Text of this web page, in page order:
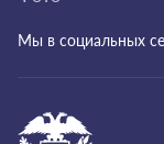
Мы в социальных